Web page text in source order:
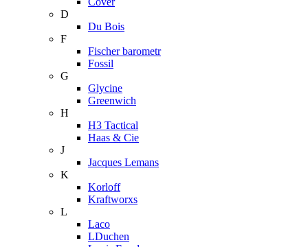
D
Du Bois
F
Fischer barometr
Fossil
G
Glycine
Greenwich
H
H3 Tactical
Haas & Cie
J
Jacques Lemans
K
Korloff
Kraftworxs
L
Laco
LDuchen